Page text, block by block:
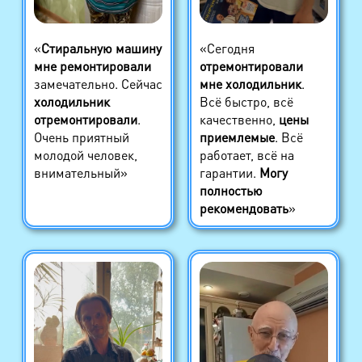
«Стиральную машину
мне ремонтировали
замечательно. Сейчас
холодильник
отремонтировали.
Очень приятный
молодой человек,
внимательный»
«Сегодня
отремонтировали
мне холодильник.
Всё быстро, всё
качественно, цены
приемлемые. Всё
работает, всё на
гарантии. Могу
полностью
рекомендовать»